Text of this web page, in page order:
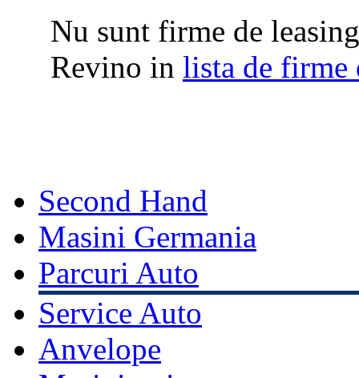
Nu sunt firme de
Revino in lista de firme
Second Hand
Masini Germania
Parcuri Auto
Service Auto
Anvelope